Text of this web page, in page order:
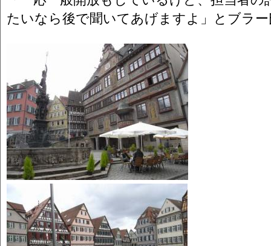
たいなら後で聞いてあげますよ」とブラー